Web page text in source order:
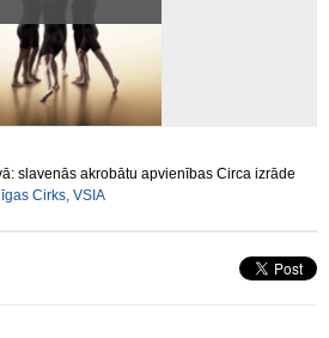
slavenās akrobātu apvienības Circa izrāde
Cirks, VSIA